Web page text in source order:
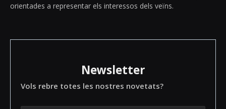
orientades a representar els interessos dels veïns.
Newsletter
Vols rebre totes les nostres novetats?